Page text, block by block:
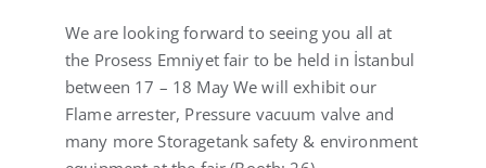
We are looking forward to seeing you all at
the Prosess Emniyet fair to be held in İstanbul
between 17 – 18 May We will exhibit our
Flame arrester, Pressure vacuum valve and
many more Storagetank safety & environment